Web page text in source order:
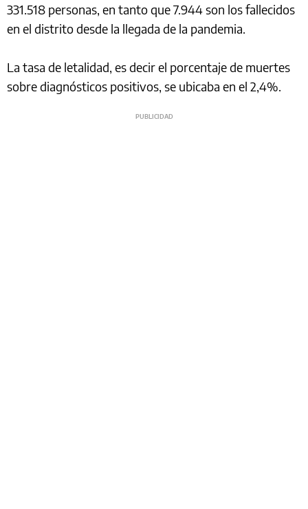
331.518 personas, en tanto que 7.944 son los fallecidos
en el distrito desde la llegada de la pandemia.
La tasa de letalidad, es decir el porcentaje de muertes
sobre diagnósticos positivos, se ubicaba en el 2,4%.